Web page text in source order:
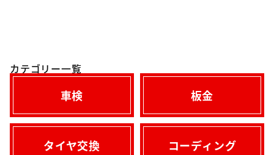
カテゴリー一覧
車検 板金
タイヤ交換 コーディング